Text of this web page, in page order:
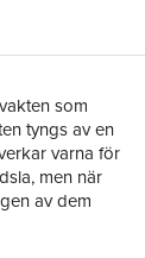
som
tyngs av en
varna för
men när
av dem